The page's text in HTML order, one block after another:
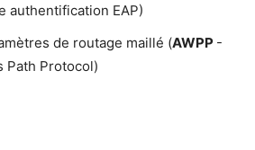
authen­ti­fi­ca­tion EAP)
de rou­tage maillé (AWPP -
Path Protocol)